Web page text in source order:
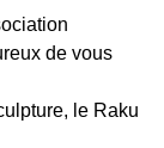
de vous
le Raku